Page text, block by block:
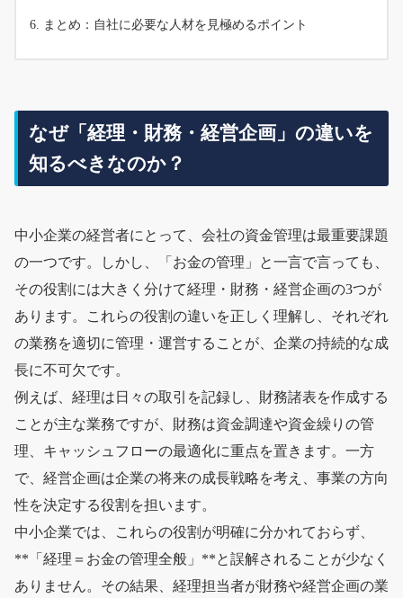
まとめ：自社に必要な人材を見極めるポイント
なぜ「経理・財務・経営企画」の違いを
知るべきなのか？
中小企業の経営者にとって、会社の資金管理は最重要課題
の一つです。しかし、「お金の管理」と一言で言っても、
その役割には大きく分けて経理・財務・経営企画の3つが
あります。これらの役割の違いを正しく理解し、それぞれ
の業務を適切に管理・運営することが、企業の持続的な成
長に不可欠です。
例えば、経理は日々の取引を記録し、財務諸表を作成する
ことが主な業務ですが、財務は資金調達や資金繰りの管
理、キャッシュフローの最適化に重点を置きます。一方
で、経営企画は企業の将来の成長戦略を考え、事業の方向
性を決定する役割を担います。
中小企業では、これらの役割が明確に分かれておらず、
**「経理＝お金の管理全般」**と誤解されることが少なく
ありません。その結果、経理担当者が財務や経営企画の業